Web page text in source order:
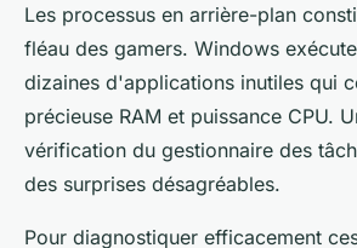
Les processus en arrière-plan
fléau des gamers. Windows
dizaines d'applications inutiles qui
précieuse RAM et puissance CPU.
vérification du gestionnaire des
des surprises désagréables.
Pour diagnostiquer efficacement